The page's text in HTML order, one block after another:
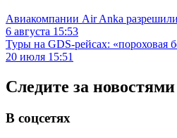
Авиакомпании Air Anka
6 августа 15:53
Туры на GDS-рейсах: «пороховая
20 июля 15:51
Следите за
В соцсетях